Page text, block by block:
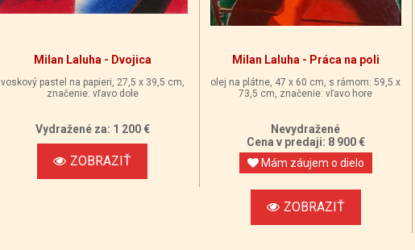
Milan Laluha - Dvojica
voskový pastel na papieri, 27,5 x 39,5 cm,
značenie: vľavo dole
Vydražené za: 1 200 €
ZOBRAZIŤ
Milan Laluha - Práca na poli
olej na plátne, 47 x 60 cm, s rámom: 59,5 x
73,5 cm, značenie: vľavo hore
Nevydražené
Cena v predaji: 8 900 €
Mám záujem o dielo
ZOBRAZIŤ